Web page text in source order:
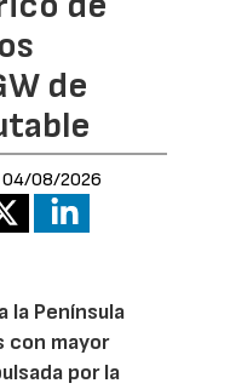
de
04/08/2026
la Península
con mayor
por la